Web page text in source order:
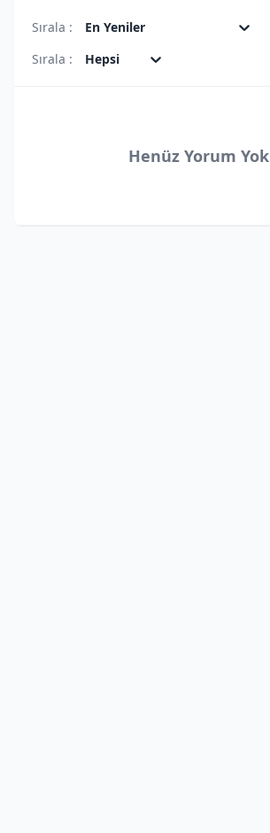
Sırala :
En Yeniler
Sırala :
Hepsi
Henüz Yorum Yok